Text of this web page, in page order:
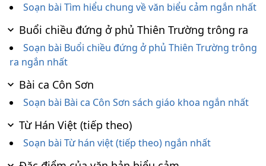
Soạn bài Tìm hiểu chung về văn biểu cảm ngắn nhất
Buổi chiều đứng ở phủ Thiên Trường trông ra
Soạn bài Buổi chiều đứng ở phủ Thiên Trường trông
ra ngắn nhất
Bài ca Côn Sơn
Soạn bài Bài ca Côn Sơn sách giáo khoa ngắn nhất
Từ Hán Việt (tiếp theo)
Soạn bài Từ hán việt (tiếp theo) ngắn nhất